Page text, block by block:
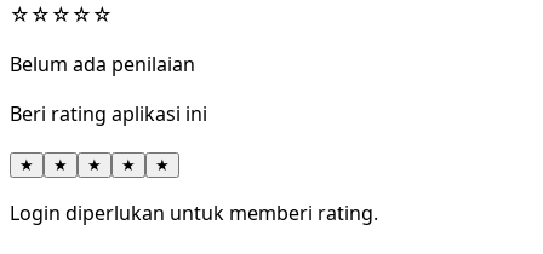
☆☆☆☆☆
Belum ada penilaian
Beri rating aplikasi ini
★ ★ ★ ★ ★
Login diperlukan untuk memberi rating.